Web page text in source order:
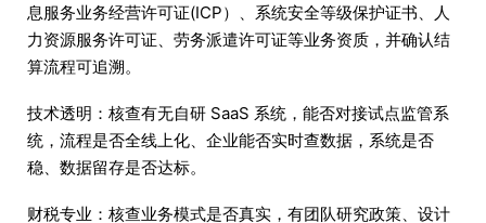
息服务业务经营许可证(ICP）、系统安全等级保护证书、人
力资源服务许可证、劳务派遣许可证等业务资质，并确认结
算流程可追溯。
技术透明：核查有无自研 SaaS 系统，能否对接试点监管系
统，流程是否全线上化、企业能否实时查数据，系统是否
稳、数据留存是否达标。
财税专业：核查业务模式是否真实，有团队研究政策、设计